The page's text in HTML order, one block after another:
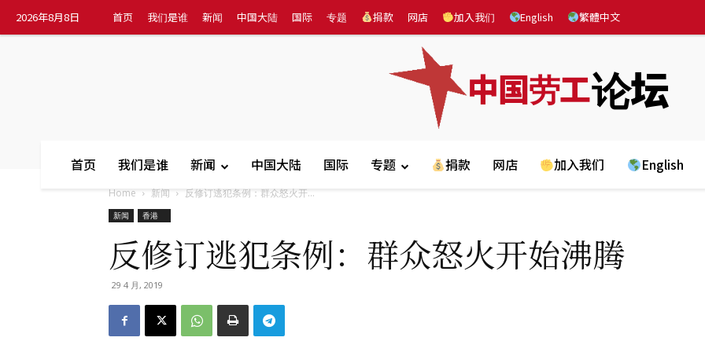
2026年8月8日 首页 我们是谁 新闻 中国大陆 国际 专题 捐款 网店 加入我们 English 繁體中文
中国劳工论坛
首页 我们是谁 新闻 中国大陆 国际 专题 捐款 网店 加入我们 English
Home 新闻 反修订逃犯条例：群众怒火开...
新闻 香港
反修订逃犯条例：群众怒火开始沸腾
29 4 月, 2019